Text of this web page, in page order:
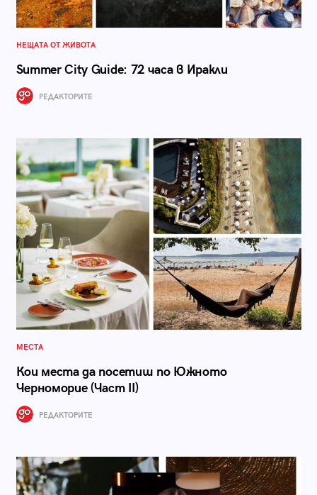
НЕЩАТА ОТ ЖИВОТА
Summer City Guide: 72 часа в Иракли
РЕДАКТОРИТЕ
МЕСТА
Кои места да посетиш по Южното
Черноморие (Част II)
РЕДАКТОРИТЕ